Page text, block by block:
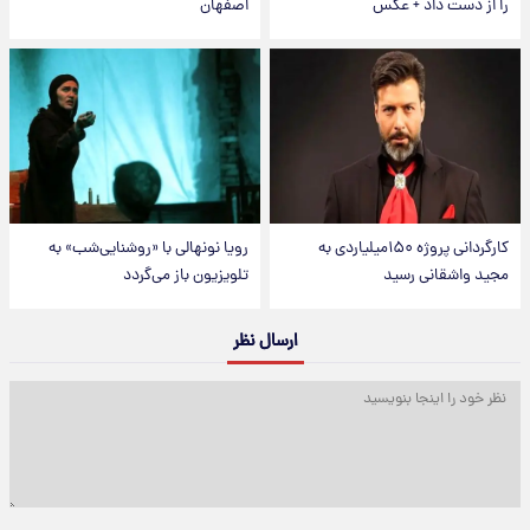
را از دست داد + عکس اصفهان
کارگردانی پروژه ۱۵۰میلیاردی به
مجید واشقانی رسید
رویا نونهالی با «روشنایی‌شب» به
تلویزیون باز می‌گردد
ارسال نظر